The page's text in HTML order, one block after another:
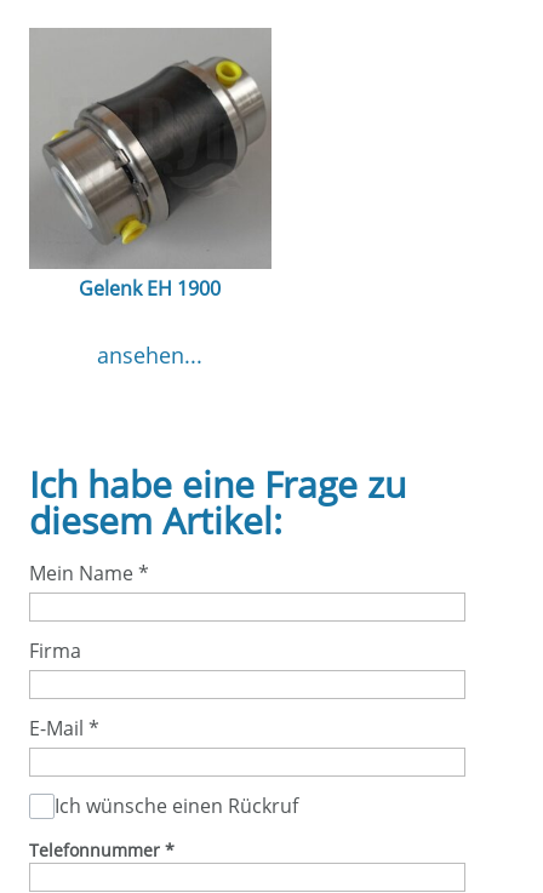
Gelenk EH 1900
ansehen...
Ich habe eine Frage zu
diesem Artikel:
Mein Name*
Firma
E-Mail *
Ich wünsche einen Rückruf
Telefonnummer *